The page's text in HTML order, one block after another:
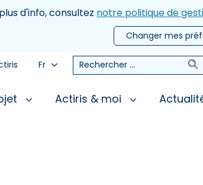
d'info, consultez notre politique de
Changer mes
Fr Rechercher
Actiris & moi